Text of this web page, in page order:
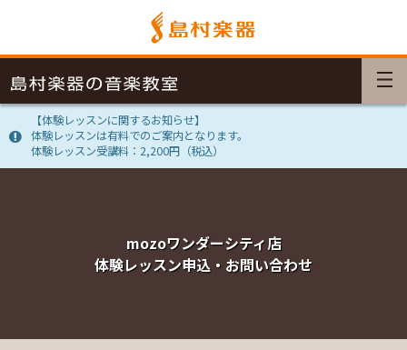
【体験レッスンに関するお知らせ】
体験レッスンは有料でのご案内となります。
体験レッスン受講料：2,200円（税込）
mozoワンダーシティ店
体験レッスン申込・お問い合わせ